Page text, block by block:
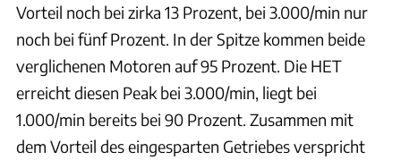
Vorteil noch bei zirka 13 Prozent, bei 3.000/min nur
noch bei fünf Prozent. In der Spitze kommen beide
verglichenen Motoren auf 95 Prozent. Die HET
erreicht diesen Peak bei 3.000/min, liegt bei
1.000/min bereits bei 90 Prozent. Zusammen mit
dem Vorteil des eingesparten Getriebes verspricht